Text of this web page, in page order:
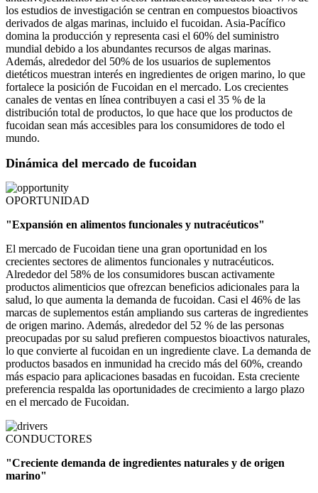
los estudios de investigación se centran en compuestos bioactivos
derivados de algas marinas, incluido el fucoidan. Asia-Pacífico
domina la producción y representa casi el 60% del suministro
mundial debido a los abundantes recursos de algas marinas.
Además, alrededor del 50% de los usuarios de suplementos
dietéticos muestran interés en ingredientes de origen marino, lo que
fortalece la posición de Fucoidan en el mercado. Los crecientes
canales de ventas en línea contribuyen a casi el 35 % de la
distribución total de productos, lo que hace que los productos de
fucoidan sean más accesibles para los consumidores de todo el
mundo.
Dinámica del mercado de fucoidan
OPORTUNIDAD
"Expansión en alimentos funcionales y nutracéuticos"
El mercado de Fucoidan tiene una gran oportunidad en los
crecientes sectores de alimentos funcionales y nutracéuticos.
Alrededor del 58% de los consumidores buscan activamente
productos alimenticios que ofrezcan beneficios adicionales para la
salud, lo que aumenta la demanda de fucoidan. Casi el 46% de las
marcas de suplementos están ampliando sus carteras de ingredientes
de origen marino. Además, alrededor del 52 % de las personas
preocupadas por su salud prefieren compuestos bioactivos naturales,
lo que convierte al fucoidan en un ingrediente clave. La demanda de
productos basados ​​en inmunidad ha crecido más del 60%, creando
más espacio para aplicaciones basadas en fucoidan. Esta creciente
preferencia respalda las oportunidades de crecimiento a largo plazo
en el mercado de Fucoidan.
CONDUCTORES
"Creciente demanda de ingredientes naturales y de origen
marino"